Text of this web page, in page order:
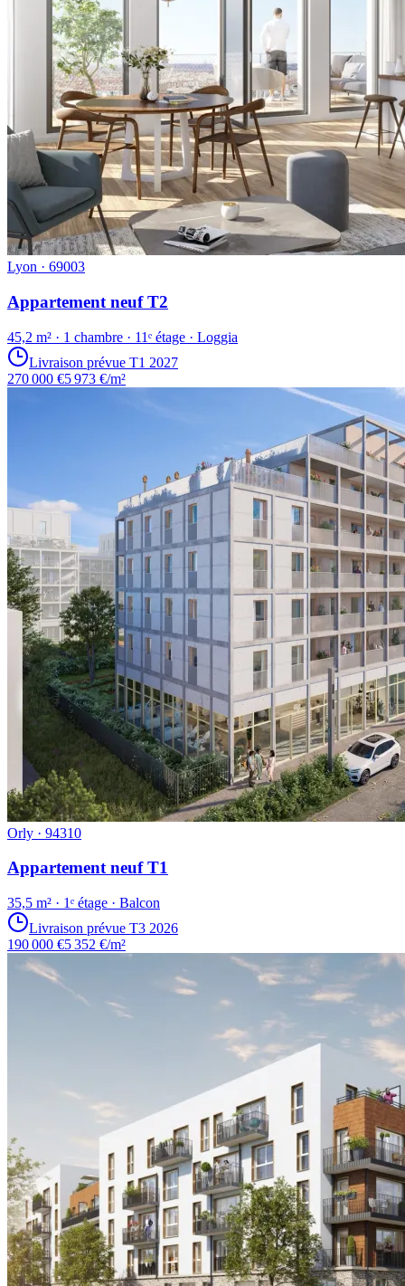
Lyon · 69003
Appartement neuf T2
45,2 m² · 1 chambre · 11ᵉ étage · Loggia
Livraison prévue T1 2027
270 000 €5 973 €/m²
Orly · 94310
Appartement neuf T1
35,5 m² · 1ᵉ étage · Balcon
Livraison prévue T3 2026
190 000 €5 352 €/m²